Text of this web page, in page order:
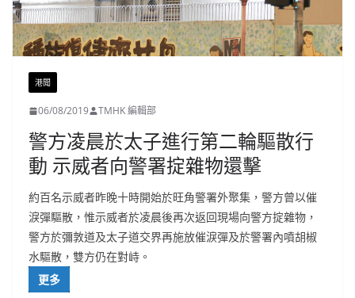
港聞
06/08/2019 TMHK 編輯部
警方凌晨於太子進行第二輪驅散行
動 示威者向警署掟雜物還擊
約百名示威者昨晚十時開始於旺角警署外聚集，警方曾以催
淚彈驅散，惟示威者於凌晨後再次返回現場向警方掟雜物，
警方於彌敦道及太子道交界再施放催淚彈及於警署內噴胡椒
水驅散，雙方仍在對峙。
更多